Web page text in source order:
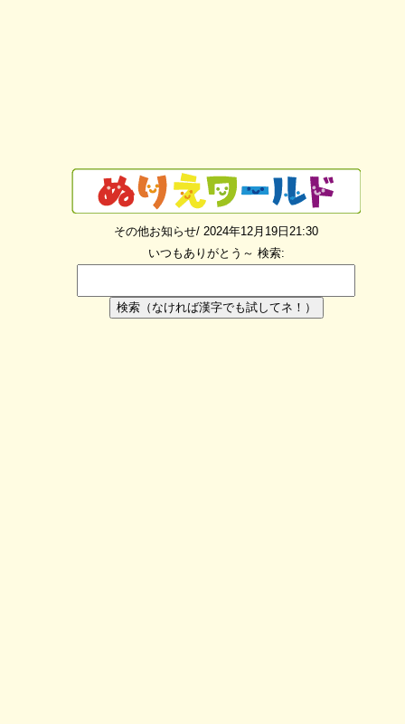
その他お知らせ/ 2024年12月19日21:30
いつもありがとう～ 検索:
検索（なければ漢字でも試してネ！）